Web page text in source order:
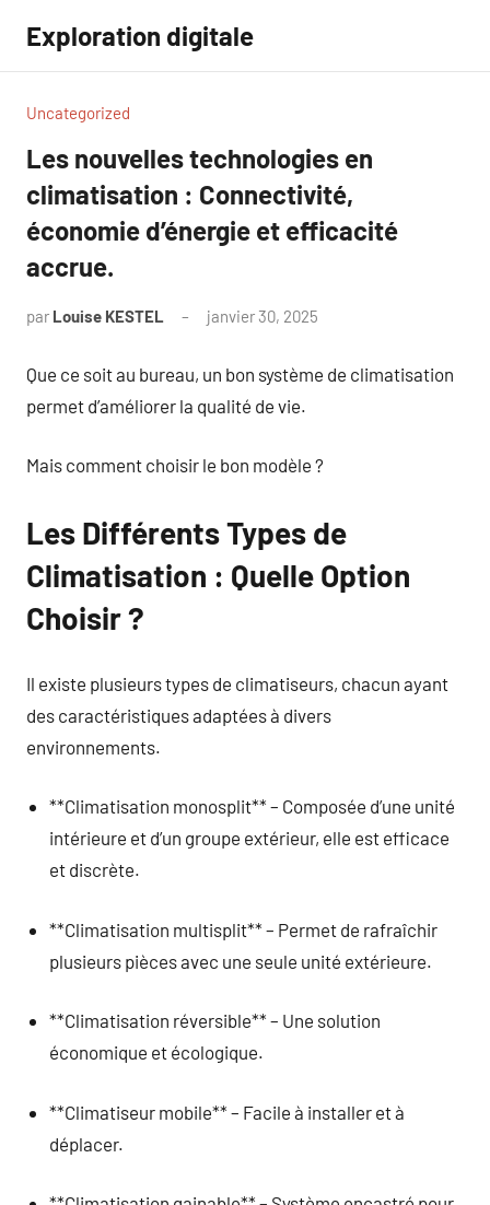
contenu
Exploration digitale
Uncategorized
Les nouvelles technologies en
climatisation : Connectivité,
économie d’énergie et efficacité
accrue.
par Louise KESTEL janvier 30, 2025
Que ce soit au bureau, un bon système de climatisation
permet d’améliorer la qualité de vie.
Mais comment choisir le bon modèle ?
Les Différents Types de
Climatisation : Quelle Option
Choisir ?
Il existe plusieurs types de climatiseurs, chacun ayant
des caractéristiques adaptées à divers
environnements.
**Climatisation monosplit** – Composée d’une unité
intérieure et d’un groupe extérieur, elle est efficace
et discrète.
**Climatisation multisplit** – Permet de rafraîchir
plusieurs pièces avec une seule unité extérieure.
**Climatisation réversible** – Une solution
économique et écologique.
**Climatiseur mobile** – Facile à installer et à
déplacer.